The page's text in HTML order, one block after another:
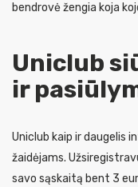
bendrovė žengia koja
Uniclub
ir
Uniclub kaip ir daugelis
žaidėjams.
savo sąskaitą bent 3 eur